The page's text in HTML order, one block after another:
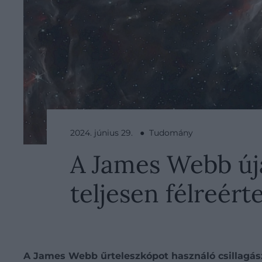
2024. június 29. ● Tudomány
A James Webb
teljesen
A James Webb űrteleszkópot használó